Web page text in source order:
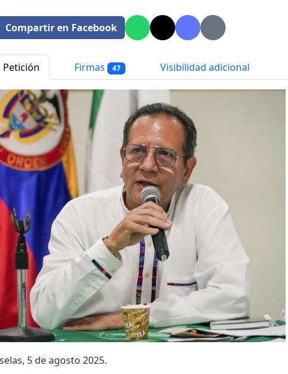
Compartir en Facebook
Petición Firmas 47 Visibilidad adicional
5 de agosto 2025.